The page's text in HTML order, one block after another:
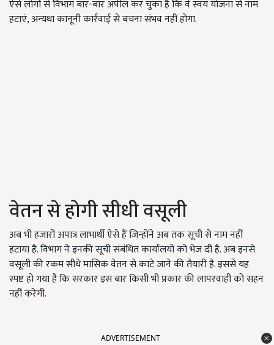
ऐसे लोगों से विभाग बार-बार अपील कर चुका है कि वे स्वयं योजना से नाम
हटाएं, अन्यथा कानूनी कार्रवाई से बचना संभव नहीं होगा.
वेतन से होगी सीधी वसूली
अब भी हजारों अपात्र लाभार्थी ऐसे हैं जिन्होंने अब तक सूची से नाम नहीं
हटाया है. विभाग ने इनकी सूची संबंधित कार्यालयों को भेज दी है. अब इनसे
वसूली की रकम सीधे मासिक वेतन से काटे जाने की तैयारी है. इससे यह
स्पष्ट हो गया है कि सरकार इस बार किसी भी प्रकार की लापरवाही को सहन
नहीं करेगी.
ADVERTISEMENT